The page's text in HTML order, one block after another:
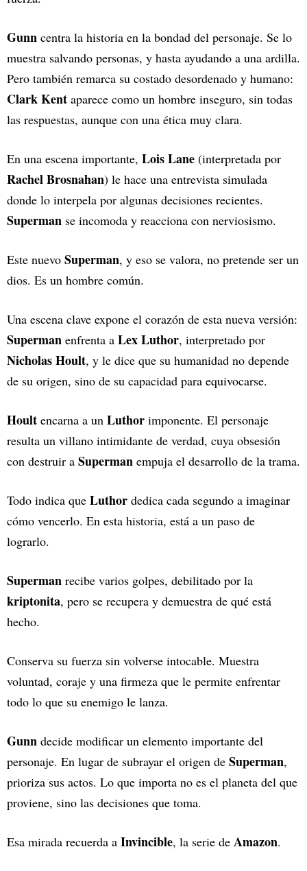
Gunn centra la historia en la bondad del personaje. Se lo
muestra salvando personas, y hasta ayudando a una ardilla.
Pero también remarca su costado desordenado y humano:
Clark Kent aparece como un hombre inseguro, sin todas
las respuestas, aunque con una ética muy clara.
En una escena importante, Lois Lane (interpretada por
Rachel Brosnahan) le hace una entrevista simulada
donde lo interpela por algunas decisiones recientes.
Superman se incomoda y reacciona con nerviosismo.
Este nuevo Superman, y eso se valora, no pretende ser un
dios. Es un hombre común.
Una escena clave expone el corazón de esta nueva versión:
Superman enfrenta a Lex Luthor, interpretado por
Nicholas Hoult, y le dice que su humanidad no depende
de su origen, sino de su capacidad para equivocarse.
Hoult encarna a un Luthor imponente. El personaje
resulta un villano intimidante de verdad, cuya obsesión
con destruir a Superman empuja el desarrollo de la trama.
Todo indica que Luthor dedica cada segundo a imaginar
cómo vencerlo. En esta historia, está a un paso de
lograrlo.
Superman recibe varios golpes, debilitado por la
kriptonita, pero se recupera y demuestra de qué está
hecho.
Conserva su fuerza sin volverse intocable. Muestra
voluntad, coraje y una firmeza que le permite enfrentar
todo lo que su enemigo le lanza.
Gunn decide modificar un elemento importante del
personaje. En lugar de subrayar el origen de Superman,
prioriza sus actos. Lo que importa no es el planeta del que
proviene, sino las decisiones que toma.
Esa mirada recuerda a Invincible, la serie de Amazon.